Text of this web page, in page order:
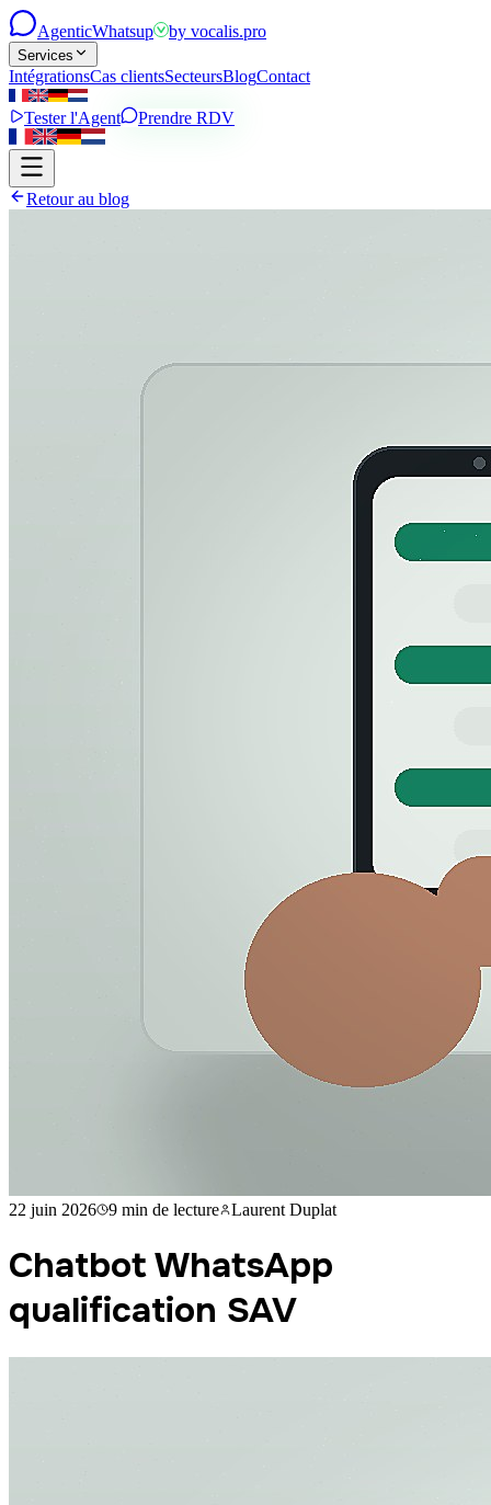
AgenticWhatsup by vocalis.pro
Services
IntégrationsCas clientsSecteursBlogContact
Tester l'Agent Prendre RDV
Retour au blog
22 juin 2026 9 min de lecture Laurent Duplat
Chatbot WhatsApp
qualification SAV